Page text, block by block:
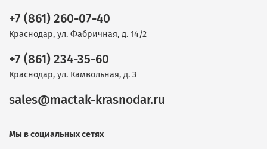
+7 (861) 260-07-40
Краснодар, ул. Фабричная, д. 14/2
+7 (861) 234-35-60
Краснодар, ул. Камвольная, д. 3
sales@mactak-krasnodar.ru
Мы в социальных сетях